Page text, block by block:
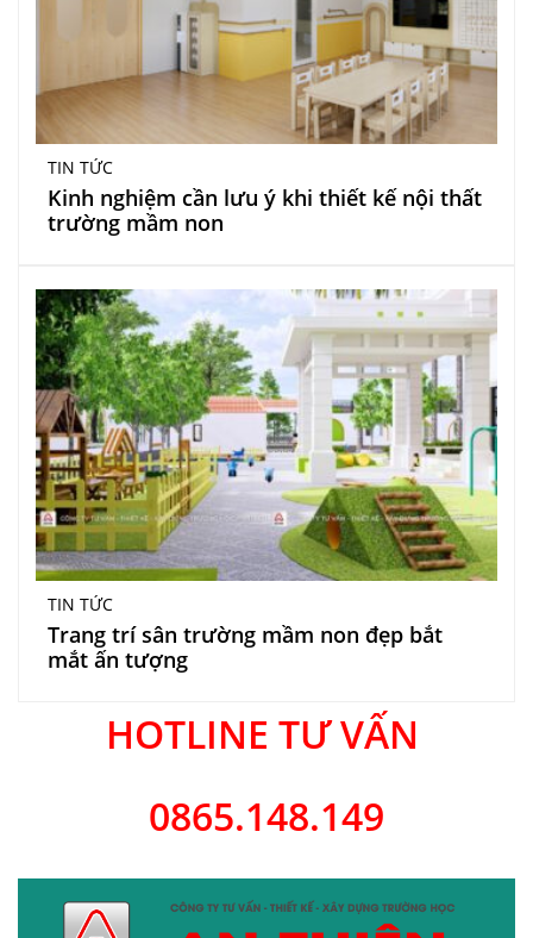
TIN TỨC
Kinh nghiệm cần lưu ý khi thiết kế nội thất
trường mầm non
TIN TỨC
Trang trí sân trường mầm non đẹp bắt
mắt ấn tượng
HOTLINE TƯ VẤN
0865.148.149